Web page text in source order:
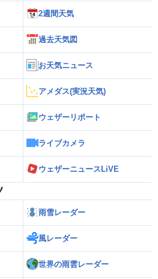
2週間天気
過去天気図
お天気ニュース
アメダス(実況天気)
ウェザーリポート
ライブカメラ
ウェザーニュースLiVE
雨雪レーダー
風レーダー
世界の雨雲レーダー